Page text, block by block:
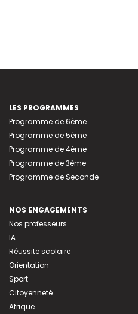
LES PROGRAMMES
Programme de 6ème
Programme de 5ème
Programme de 4ème
Programme de 3ème
Programme de Seconde
NOS ENGAGEMENTS
Nos professeurs
IA
Réussite scolaire
Orientation
Sport
Citoyenneté
Afrique